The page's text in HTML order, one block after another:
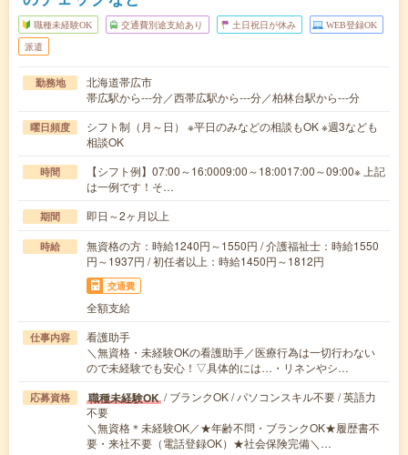
職種未経験OK 交通費別途支給あり 土日祝日が休み WEB登録OK
派遣
勤務地
北海道帯広市
帯広駅から---分／西帯広駅から---分／柏林台駅から---分
曜日頻度
シフト制（月～日） ※平日のみなどの相談もOK ※週3なども
相談OK
時間
【シフト例】07:00～16:0009:00～18:0017:00～09:00※ 上記
は一例です！そ…
期間 即日～2ヶ月以上
時給
無資格の方：時給1240円～1550円 / 介護福祉士：時給1550
円～1937円 / 初任者以上：時給1450円～1812円
交通費
全額支給
仕事内容
看護助手
＼無資格・未経験OKの看護助手／医療行為は一切行わない
ので未経験でも安心！▽具体的には…・リネンやシ…
応募資格 職種未経験OK / ブランクOK / パソコンスキル不要 / 英語力
不要
＼無資格＊未経験OK／★年齢不問・ブランクOK★履歴書不
要・来社不要（電話登録OK）★社会保険完備＼…